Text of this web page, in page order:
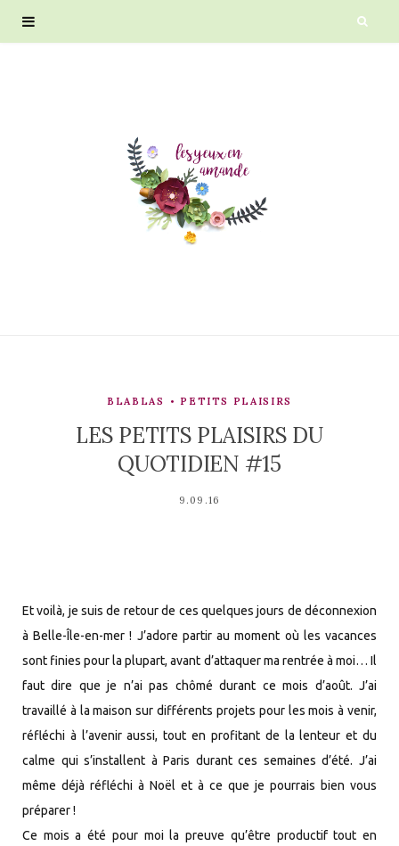
BLABLAS PETITS PLAISIRS
LES PETITS PLAISIRS DU
QUOTIDIEN #15
9.09.16
Et voilà, je suis de retour de ces quelques jours de déconnexion
à Belle-Île-en-mer ! J’adore partir au moment où les vacances
sont finies pour la plupart, avant d’attaquer ma rentrée à moi… Il
faut dire que je n’ai pas chômé durant ce mois d’août. J’ai
travaillé à la maison sur différents projets pour les mois à venir,
réfléchi à l’avenir aussi, tout en profitant de la lenteur et du
calme qui s’installent à Paris durant ces semaines d’été. J’ai
même déjà réfléchi à Noël et à ce que je pourrais bien vous
préparer !
Ce mois a été pour moi la preuve qu’être productif tout en